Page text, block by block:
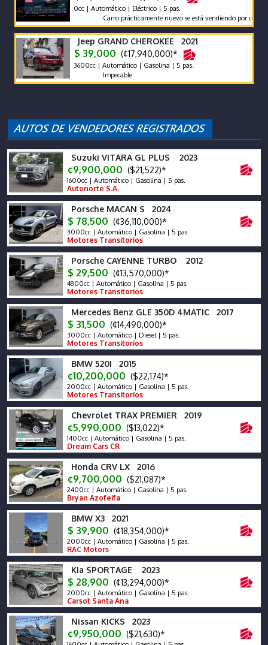
0cc | Automático | Eléctrico | 5 pas.
Carro prácticamente nuevo se está vendiendo por compra de
Jeep GRAND CHEROKEE 2021
$ 39,000 (¢17,940,000)*
3600cc | Automático | Gasolina | 5 pas.
Impecable
Suzuki VITARA GL PLUS 2023
¢9,900,000 ($21,522)*
1600cc | Automático | Gasolina | 5 pas.
Autonorte S.A.
Porsche MACAN S 2024
$ 78,500 (¢36,110,000)*
3000cc | Automático | Gasolina | 5 pas.
Motores Transitorios
Porsche CAYENNE TURBO 2012
$ 29,500 (¢13,570,000)*
4800cc | Automático | Gasolina | 5 pas.
Motores Transitorios
Mercedes Benz GLE 350D 4MATIC 2017
$ 31,500 (¢14,490,000)*
3000cc | Automático | Diesel | 5 pas.
Motores Transitorios
BMW 520I 2015
¢10,200,000 ($22,174)*
2000cc | Automático | Gasolina | 5 pas.
Motores Transitorios
Chevrolet TRAX PREMIER 2019
¢5,990,000 ($13,022)*
1400cc | Automático | Gasolina | 5 pas.
Dream Cars CR
Honda CRV LX 2016
¢9,700,000 ($21,087)*
2400cc | Automático | Gasolina | 5 pas.
Bryan Azofeifa
BMW X3 2021
$ 39,900 (¢18,354,000)*
2000cc | Automático | Gasolina | 5 pas.
RAC Motors
Kia SPORTAGE 2023
$ 28,900 (¢13,294,000)*
2000cc | Automático | Gasolina | 5 pas.
Carsot Santa Ana
Nissan KICKS 2023
¢9,950,000 ($21,630)*